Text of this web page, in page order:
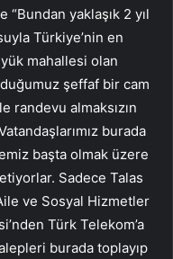
yaklaşık 2 yıl
Türkiye’nin en
mahallesi olan
şeffaf bir cam
randevu almaksızın
burada
başta olmak üzere
Sadece Talas
ve Sosyal Hizmetler
Türk Telekom’a
burada toplayıp